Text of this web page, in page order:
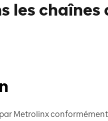
les chaînes
Metrolinx